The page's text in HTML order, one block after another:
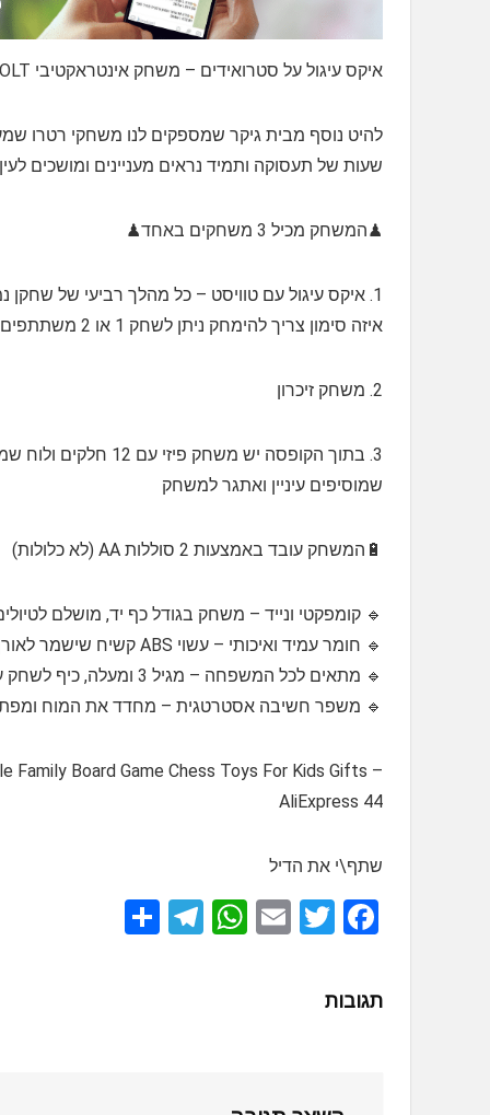
איקס עיגול על סטרואידים – משחק אינטראקטיבי Giiker Super TIC-TAC-TOE BOLT
להיט נוסף מבית גיקר שמספקים לנו משחקי רטרו
שעות של תעסוקה ותמיד נראים מעניינים ומושכים
♟המשחק מכיל 3 משחקים באחד♟
1. איקס עיגול עם טוויסט – כל מהלך רביעי של
איזה סימון צריך להימחק ניתן לשחק 1 או 2 משתתפים
2. משחק זיכרון
שמוסיפים עיניין ואתגר למשחק
🔋המשחק עובד באמצעות 2 סוללות AA (לא כלולות)
🔹 קומפקטי ונייד – משחק בגודל כף יד, מושלם
🔹 חומר עמיד ואיכותי – עשוי ABS קשיח שישמר לאורך זמן 💪
🔹 מתאים לכל המשפחה – מגיל 3 ומעלה, כיף לשחק עם ילדים וחברים 👨‍👩‍👧‍👦
🔹 משפר חשיבה אסטרטגית – מחדד את המוח
Family Board Game Chess Toys For Kids Gifts –
AliExpress 44
שתף\י את הדיל
F
ce
b
T
E
W
T
תגובות